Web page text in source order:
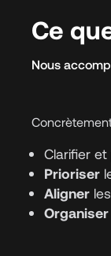
Ce
Nous
Clarifier
Prioriser
Aligner
Organiser